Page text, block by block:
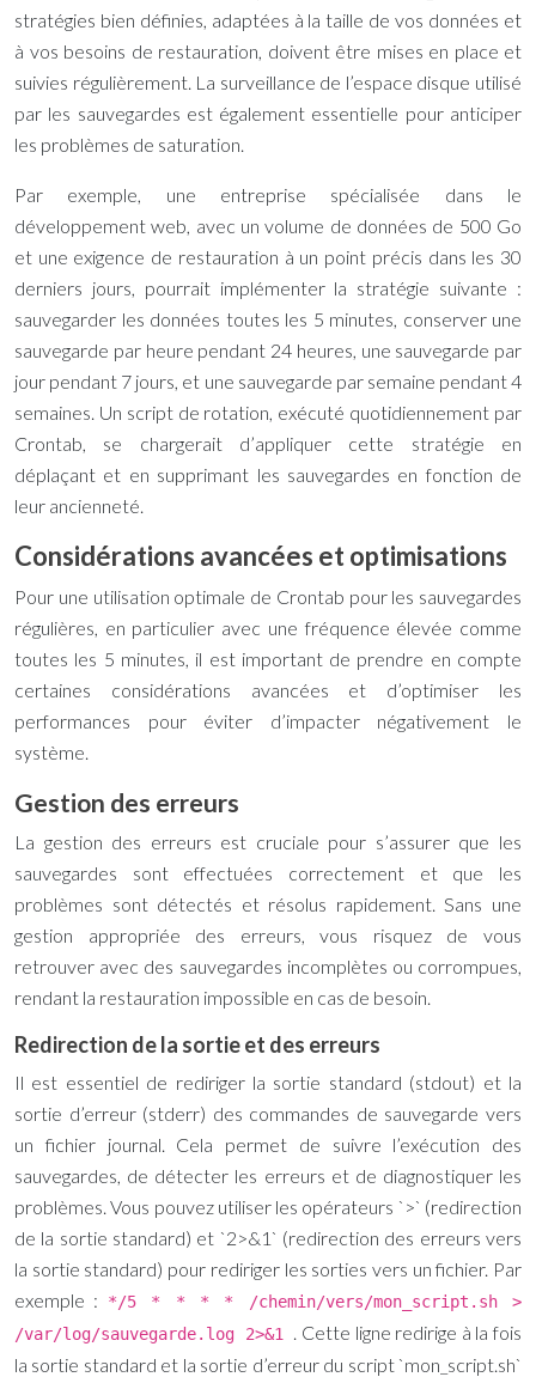
stratégies bien définies, adaptées à la taille de vos données et
à vos besoins de restauration, doivent être mises en place et
suivies régulièrement. La surveillance de l’espace disque utilisé
par les sauvegardes est également essentielle pour anticiper
les problèmes de saturation.
Par exemple, une entreprise spécialisée dans le
développement web, avec un volume de données de 500 Go
et une exigence de restauration à un point précis dans les 30
derniers jours, pourrait implémenter la stratégie suivante :
sauvegarder les données toutes les 5 minutes, conserver une
sauvegarde par heure pendant 24 heures, une sauvegarde par
jour pendant 7 jours, et une sauvegarde par semaine pendant 4
semaines. Un script de rotation, exécuté quotidiennement par
Crontab, se chargerait d’appliquer cette stratégie en
déplaçant et en supprimant les sauvegardes en fonction de
leur ancienneté.
Considérations avancées et optimisations
Pour une utilisation optimale de Crontab pour les sauvegardes
régulières, en particulier avec une fréquence élevée comme
toutes les 5 minutes, il est important de prendre en compte
certaines considérations avancées et d’optimiser les
performances pour éviter d’impacter négativement le
système.
Gestion des erreurs
La gestion des erreurs est cruciale pour s’assurer que les
sauvegardes sont effectuées correctement et que les
problèmes sont détectés et résolus rapidement. Sans une
gestion appropriée des erreurs, vous risquez de vous
retrouver avec des sauvegardes incomplètes ou corrompues,
rendant la restauration impossible en cas de besoin.
Redirection de la sortie et des erreurs
Il est essentiel de rediriger la sortie standard (stdout) et la
sortie d’erreur (stderr) des commandes de sauvegarde vers
un fichier journal. Cela permet de suivre l’exécution des
sauvegardes, de détecter les erreurs et de diagnostiquer les
problèmes. Vous pouvez utiliser les opérateurs `>` (redirection
de la sortie standard) et `2>&1` (redirection des erreurs vers
la sortie standard) pour rediriger les sorties vers un fichier. Par
exemple :
*/5 * * * * /chemin/vers/mon_script.sh >
/var/log/sauvegarde.log 2>&1 . Cette ligne redirige à la fois
la sortie standard et la sortie d’erreur du script `mon_script.sh`